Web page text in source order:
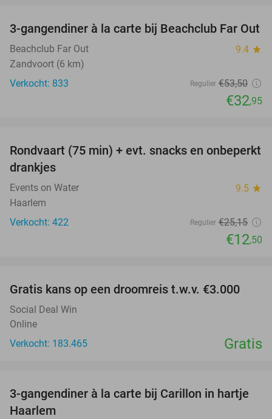
38%
3-gangendiner à la carte bij Beachclub Far Out
Beachclub Far Out 9.4 star
Zandvoort (6 km)
Verkocht: 833
Regulier €53,50
€32,95
50%
Rondvaart (75 min) + evt. snacks en onbeperkt
drankjes
Events on Water 9.5 star
Haarlem
Verkocht: 422
Regulier €25,15
€12,50
Gratis kans op een droomreis t.w.v. €3.000
Social Deal Win
Online
Verkocht: 183.465
Gratis
28%
3-gangendiner à la carte bij Carillon in hartje
Haarlem